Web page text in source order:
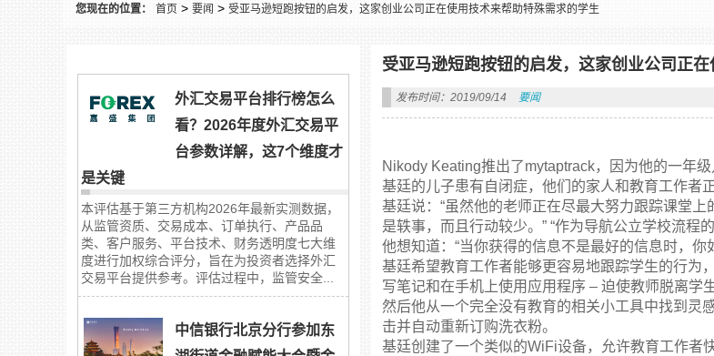
您现在的位置： 首页> 要闻 > 受亚马逊短跑按钮的启发，这家创业公司正在使用技术来帮助特殊需求的学生
外汇交易平台排行榜怎么
看？2026年度外汇交易平
台参数详解，这7个维度才
是关键
本评估基于第三方机构2026年最新实测数据，
从监管资质、交易成本、订单执行、产品品
类、客户服务、平台技术、财务透明度七大维
度进行加权综合评分，旨在为投资者选择外汇
交易平台提供参考。评估过程中，监管安全...
中信银行北京分行参加东
受亚马逊短跑按钮的启发，这家创业公司正
发布时间：2019/09/14 要闻
Nikody Keating推出了mytaptrack，因为他的一年级
基廷的儿子患有自闭症，他们的家人和教育工作者
基廷说：“虽然他的老师正在尽最大努力跟踪课堂
是轶事，而且行动较少。” “作为导航公立学校流程
他想知道：“当你获得的信息不是最好的信息时，你
基廷希望教育工作者能够更容易地跟踪学生的行为
写笔记和在手机上使用应用程序 – 迫使教师脱离学
然后他从一个完全没有教育的相关小工具中找到灵
击并自动重新订购洗衣粉。
基廷创建了一个类似的WiFi设备，允许教育工作者